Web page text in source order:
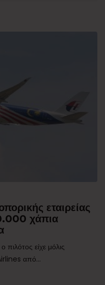
εταιρείας
χάπια
πιλότος είχε μόλις
από...